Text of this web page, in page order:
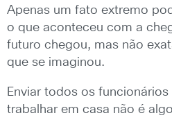
Apenas um fato extremo
o que aconteceu com a
futuro chegou, mas não
que se imaginou.
Enviar todos os
trabalhar em casa não é